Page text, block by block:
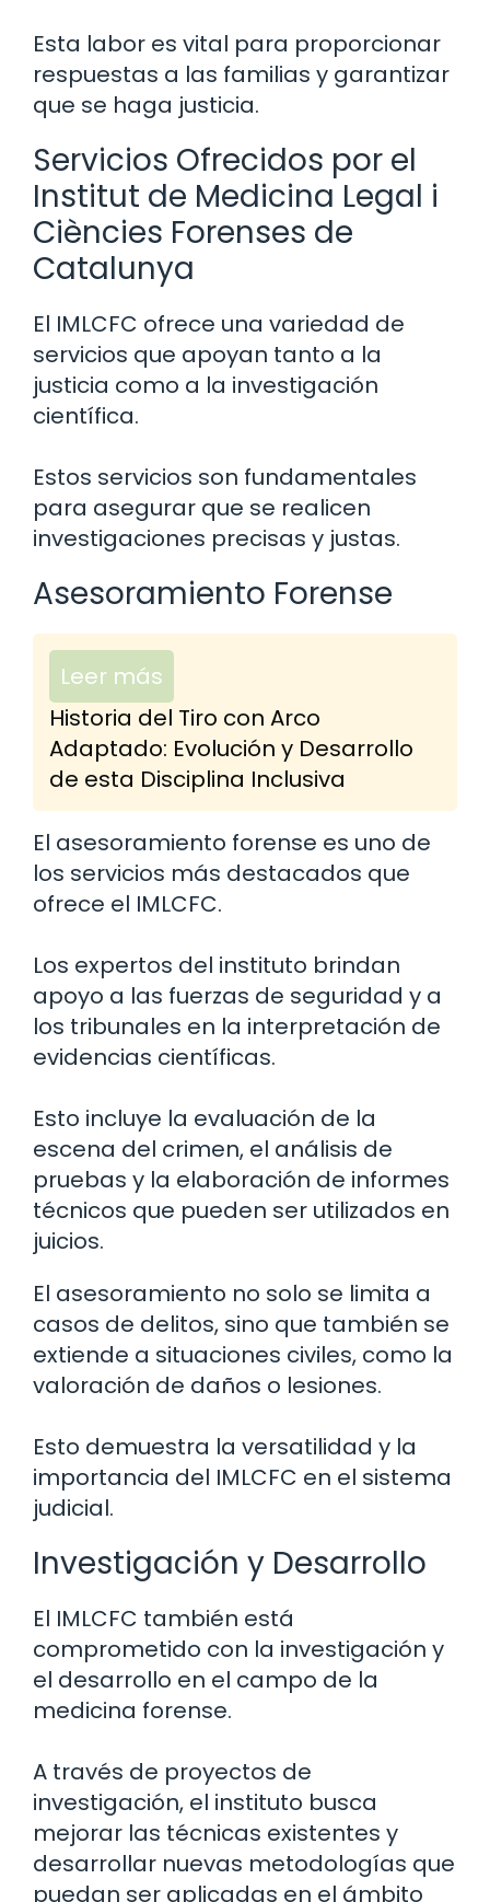
Esta labor es vital para proporcionar
respuestas a las familias y garantizar
que se haga justicia.
Servicios Ofrecidos por el
Institut de Medicina Legal i
Ciències Forenses de
Catalunya
El IMLCFC ofrece una variedad de
servicios que apoyan tanto a la
justicia como a la investigación
científica.
Estos servicios son fundamentales
para asegurar que se realicen
investigaciones precisas y justas.
Asesoramiento Forense
Leer más
Historia del Tiro con Arco
Adaptado: Evolución y Desarrollo
de esta Disciplina Inclusiva
El asesoramiento forense es uno de
los servicios más destacados que
ofrece el IMLCFC.
Los expertos del instituto brindan
apoyo a las fuerzas de seguridad y a
los tribunales en la interpretación de
evidencias científicas.
Esto incluye la evaluación de la
escena del crimen, el análisis de
pruebas y la elaboración de informes
técnicos que pueden ser utilizados en
juicios.
El asesoramiento no solo se limita a
casos de delitos, sino que también se
extiende a situaciones civiles, como la
valoración de daños o lesiones.
Esto demuestra la versatilidad y la
importancia del IMLCFC en el sistema
judicial.
Investigación y Desarrollo
El IMLCFC también está
comprometido con la investigación y
el desarrollo en el campo de la
medicina forense.
A través de proyectos de
investigación, el instituto busca
mejorar las técnicas existentes y
desarrollar nuevas metodologías que
puedan ser aplicadas en el ámbito